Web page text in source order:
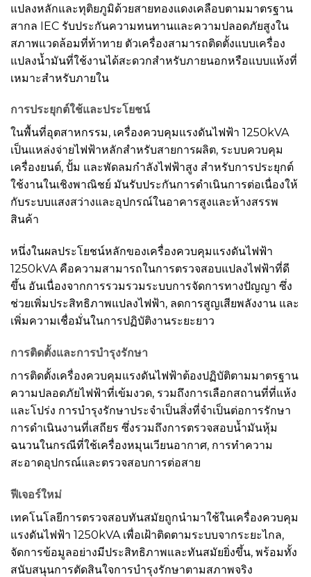
แปลงหลักและทุติยภูมิด้วยสายทองแดงเคลือบตามมาตรฐาน
สากล IEC รับประกันความทนทานและความปลอดภัยสูงใน
สภาพแวดล้อมที่ท้าทาย ตัวเครื่องสามารถติดตั้งแบบเครื่อง
แปลงน้ำมันที่ใช้งานได้สะดวกสำหรับภายนอกหรือแบบแห้งที่
เหมาะสำหรับภายใน
การประยุกต์ใช้และประโยชน์
ในพื้นที่อุตสาหกรรม, เครื่องควบคุมแรงดันไฟฟ้า 1250kVA
เป็นแหล่งจ่ายไฟฟ้าหลักสำหรับสายการผลิต, ระบบควบคุม
เครื่องยนต์, ปั้ม และพัดลมกำลังไฟฟ้าสูง สำหรับการประยุกต์
ใช้งานในเชิงพาณิชย์ มันรับประกันการดำเนินการต่อเนื่องให้
กับระบบแสงสว่างและอุปกรณ์ในอาคารสูงและห้างสรรพ
สินค้า
หนึ่งในผลประโยชน์หลักของเครื่องควบคุมแรงดันไฟฟ้า
1250kVA คือความสามารถในการตรวจสอบแปลงไฟฟ้าที่ดี
ขึ้น อันเนื่องจากการรวมรวมระบบการจัดการทางปัญญา ซึ่ง
ช่วยเพิ่มประสิทธิภาพแปลงไฟฟ้า, ลดการสูญเสียพลังงาน และ
เพิ่มความเชื่อมั่นในการปฏิบัติงานระยะยาว
การติดตั้งและการบำรุงรักษา
การติดตั้งเครื่องควบคุมแรงดันไฟฟ้าต้องปฏิบัติตามมาตรฐาน
ความปลอดภัยไฟฟ้าที่เข้มงวด, รวมถึงการเลือกสถานที่ที่แห้ง
และโปร่ง การบำรุงรักษาประจำเป็นสิ่งที่จำเป็นต่อการรักษา
การดำเนินงานที่เสถียร ซึ่งรวมถึงการตรวจสอบน้ำมันหุ้ม
ฉนวนในกรณีที่ใช้เครื่องหมุนเวียนอากาศ, การทำความ
สะอาดอุปกรณ์และตรวจสอบการต่อสาย
ฟีเจอร์ใหม่
เทคโนโลยีการตรวจสอบทันสมัยถูกนำมาใช้ในเครื่องควบคุม
แรงดันไฟฟ้า 1250kVA เพื่อเฝ้าติดตามระบบจากระยะไกล,
จัดการข้อมูลอย่างมีประสิทธิภาพและทันสมัยยิ่งขึ้น, พร้อมทั้ง
สนับสนุนการตัดสินใจการบำรุงรักษาตามสภาพจริง